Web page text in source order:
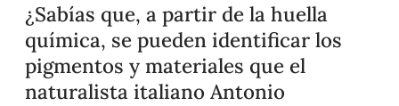
¿Sabías que, a partir de la huella
química, se pueden identificar los
pigmentos y materiales que el
naturalista italiano Antonio